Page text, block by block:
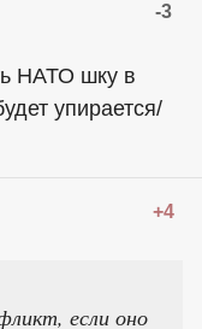
-3
НАТО шку в
упирается/
+4
если оно